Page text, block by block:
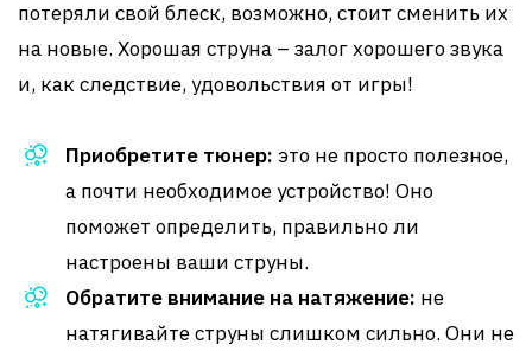
потеряли свой блеск, возможно, стоит сменить их
на новые. Хорошая струна – залог хорошего звука
и, как следствие, удовольствия от игры!
Приобретите тюнер: это не просто полезное,
а почти необходимое устройство! Оно
поможет определить, правильно ли
настроены ваши струны.
Обратите внимание на натяжение: не
натягивайте струны слишком сильно. Они не